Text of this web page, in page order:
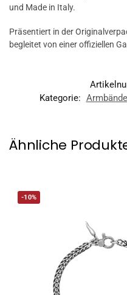
und Made in Italy.
Präsentiert in der
begleitet von einer offiziellen
Kategorie:
Ähnliche
-10%